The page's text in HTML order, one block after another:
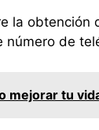
la
número de
mejorar tu